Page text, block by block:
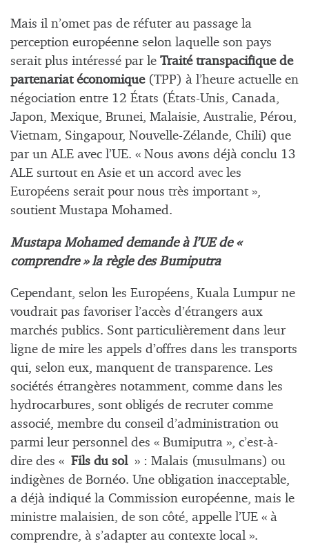
Mais il n’omet pas de réfuter au passage la
perception européenne selon laquelle son pays
serait plus intéressé par le Traité transpacifique de
partenariat économique(TPP) à l’heure actuelle en
négociation entre 12 États (États-Unis, Canada,
Japon, Mexique, Brunei, Malaisie, Australie, Pérou,
Vietnam, Singapour, Nouvelle-Zélande, Chili) que
par un ALE avec l’UE. « Nous avons déjà conclu 13
ALE surtout en Asie et un accord avec les
Européens serait pour nous très important »,
soutient Mustapa Mohamed.
Mustapa Mohamed demande à l’UE de «
comprendre » la règle des Bumiputra
Cependant, selon les Européens, Kuala Lumpur ne
voudrait pas favoriser l’accès d’étrangers aux
marchés publics. Sont particulièrement dans leur
ligne de mire les appels d’offres dans les transports
qui, selon eux, manquent de transparence. Les
sociétés étrangères notamment, comme dans les
hydrocarbures, sont obligés de recruter comme
associé, membre du conseil d’administration ou
parmi leur personnel des « Bumiputra », c’est-à-
dire des « Fils du sol» : Malais (musulmans) ou
indigènes de Bornéo. Une obligation inacceptable,
a déjà indiqué la Commission européenne, mais le
ministre malaisien, de son côté, appelle l’UE « à
comprendre, à s’adapter au contexte local ».